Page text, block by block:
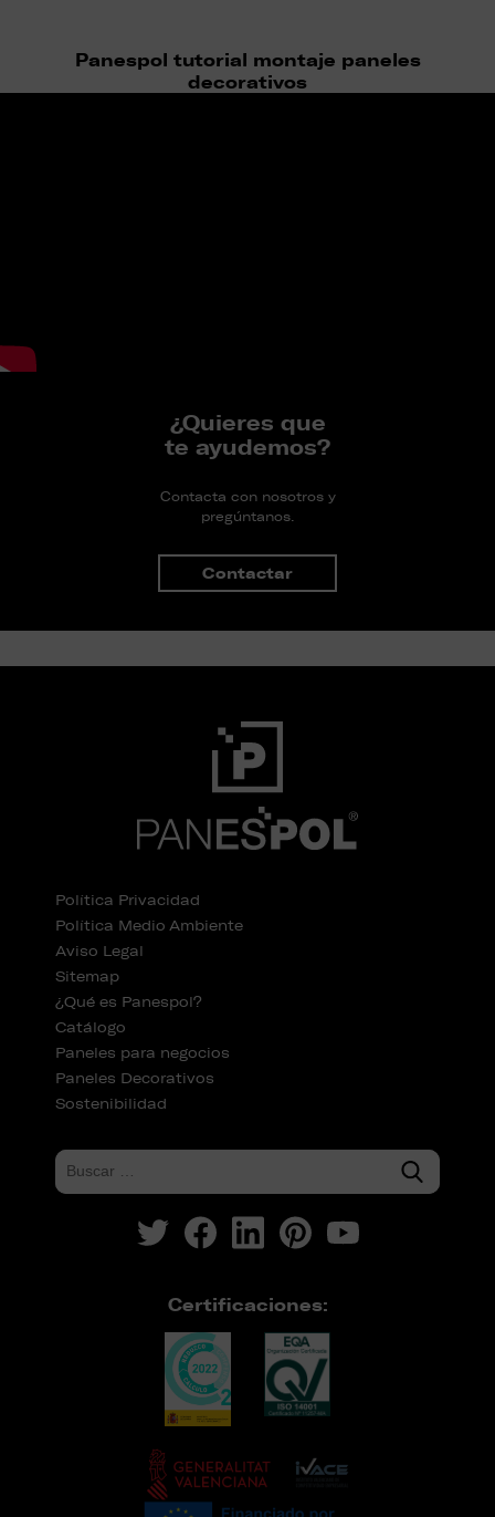
Panespol tutorial montaje paneles
decorativos
¿Quieres que
te ayudemos?
Contacta con nosotros y
pregúntanos.
Contactar
Política Privacidad
Política Medio Ambiente
Aviso Legal
Sitemap
¿Qué es Panespol?
Catálogo
Paneles para negocios
Paneles Decorativos
Sostenibilidad
Certificaciones: